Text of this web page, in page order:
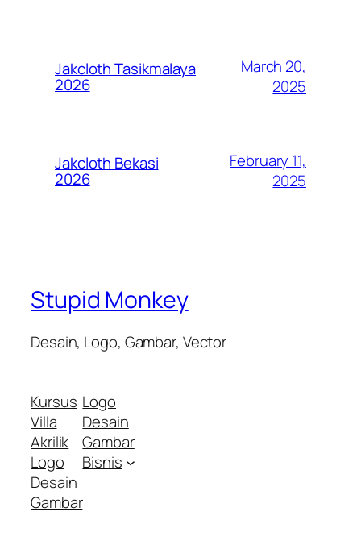
Jakcloth Tasikmalaya
2026
March 20,
2025
Jakcloth Bekasi
2026
February 11,
2025
Stupid Monkey
Desain, Logo, Gambar, Vector
Kursus
Villa
Akrilik
Logo
Desain
Gambar
Logo
Desain
Gambar
Bisnis